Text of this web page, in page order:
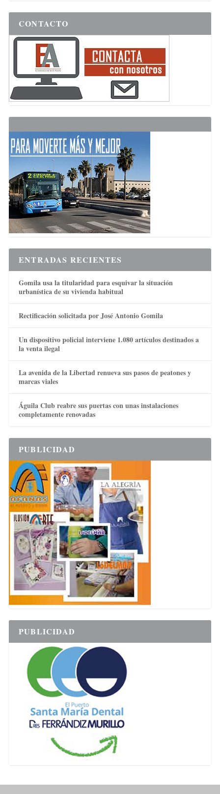
CONTACTO
ENTRADAS RECIENTES
Gomila usa la titularidad para esquivar la situación
urbanística de su vivienda habitual
Rectificación solicitada por José Antonio Gomila
Un dispositivo policial interviene 1.080 artículos destinados a
la venta ilegal
La avenida de la Libertad renueva sus pasos de peatones y
marcas viales
Águila Club reabre sus puertas con unas instalaciones
completamente renovadas
PUBLICIDAD
PUBLICIDAD